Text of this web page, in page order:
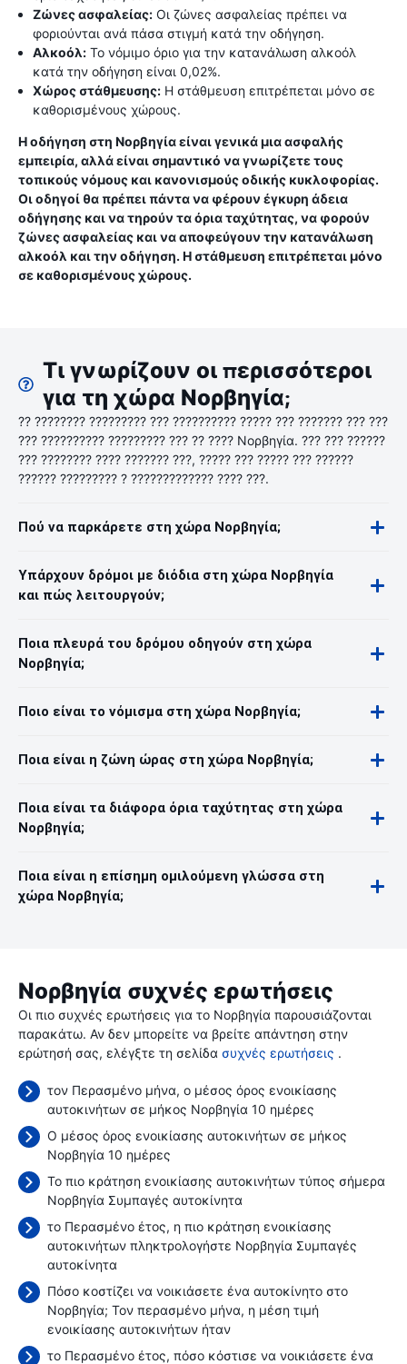
Ζώνες ασφαλείας: Οι ζώνες ασφαλείας πρέπει να
φοριούνται ανά πάσα στιγμή κατά την οδήγηση.
Αλκοόλ: Το νόμιμο όριο για την κατανάλωση αλκοόλ
κατά την οδήγηση είναι 0,02%.
Χώρος στάθμευσης: Η στάθμευση επιτρέπεται μόνο σε
καθορισμένους χώρους.
Η οδήγηση στη Νορβηγία είναι γενικά μια ασφαλής
εμπειρία, αλλά είναι σημαντικό να γνωρίζετε τους
τοπικούς νόμους και κανονισμούς οδικής κυκλοφορίας.
Οι οδηγοί θα πρέπει πάντα να φέρουν έγκυρη άδεια
οδήγησης και να τηρούν τα όρια ταχύτητας, να φορούν
ζώνες ασφαλείας και να αποφεύγουν την κατανάλωση
αλκοόλ και την οδήγηση. Η στάθμευση επιτρέπεται μόνο
σε καθορισμένους χώρους.
Τι γνωρίζουν οι περισσότεροι
για τη χώρα Νορβηγία;
?? ???????? ????????? ??? ?????????? ????? ??? ??????? ??? ???
??? ?????????? ????????? ??? ?? ???? Νορβηγία. ??? ??? ??????
??? ???????? ???? ??????? ???, ????? ??? ????? ??? ??????
?????? ????????? ? ????????????? ???? ???.
Πού να παρκάρετε στη χώρα Νορβηγία;
Υπάρχουν δρόμοι με διόδια στη χώρα Νορβηγία
και πώς λειτουργούν;
Ποια πλευρά του δρόμου οδηγούν στη χώρα
Νορβηγία;
Ποιο είναι το νόμισμα στη χώρα Νορβηγία;
Ποια είναι η ζώνη ώρας στη χώρα Νορβηγία;
Ποια είναι τα διάφορα όρια ταχύτητας στη χώρα
Νορβηγία;
Ποια είναι η επίσημη ομιλούμενη γλώσσα στη
χώρα Νορβηγία;
Νορβηγία συχνές ερωτήσεις
Οι πιο συχνές ερωτήσεις για το Νορβηγία παρουσιάζονται
παρακάτω. Αν δεν μπορείτε να βρείτε απάντηση στην
ερώτησή σας, ελέγξτε τη σελίδα συχνές ερωτήσεις .
τον Περασμένο μήνα, ο μέσος όρος ενοικίασης
αυτοκινήτων σε μήκος Νορβηγία 10 ημέρες
Ο μέσος όρος ενοικίασης αυτοκινήτων σε μήκος
Νορβηγία 10 ημέρες
Το πιο κράτηση ενοικίασης αυτοκινήτων τύπος σήμερα
Νορβηγία Συμπαγές αυτοκίνητα
το Περασμένο έτος, η πιο κράτηση ενοικίασης
αυτοκινήτων πληκτρολογήστε Νορβηγία Συμπαγές
αυτοκίνητα
Πόσο κοστίζει να νοικιάσετε ένα αυτοκίνητο στο
Νορβηγία; Τον περασμένο μήνα, η μέση τιμή
ενοικίασης αυτοκινήτων ήταν
το Περασμένο έτος, πόσο κόστισε να νοικιάσετε ένα